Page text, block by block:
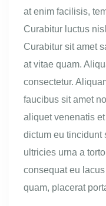
at enim facilisis,
Curabitur luctus
Curabitur sit amet
at vitae quam.
consectetur.
faucibus sit amet
aliquet venenatis
dictum eu tincidunt
ultricies urna a
consequat eu
quam, placerat